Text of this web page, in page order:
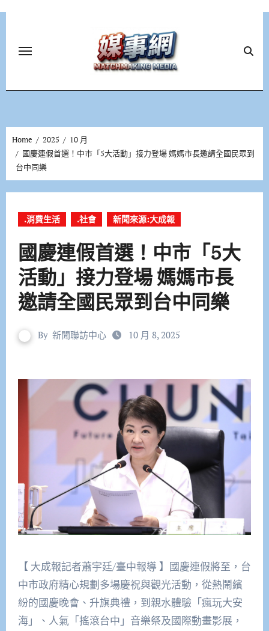
Home 2025
10 月
國慶連假首選！中市「5大活動」接力登場 媽媽市長邀請全國民眾到
台中同樂
.消費生活 .社會 新聞來源:大成報
國慶連假首選！中市「5大
活動」接力登場 媽媽市長
邀請全國民眾到台中同樂
By 新聞聯訪中心 10 月 8, 2025
【 大成報記者蕭宇廷/臺中報導 】國慶連假將至，台
中市政府精心規劃多場慶祝與觀光活動，從熱鬧繽
紛的國慶晚會、升旗典禮，到親水體驗「瘋玩大安
海」、人氣「搖滾台中」音樂祭及國際動畫影展，